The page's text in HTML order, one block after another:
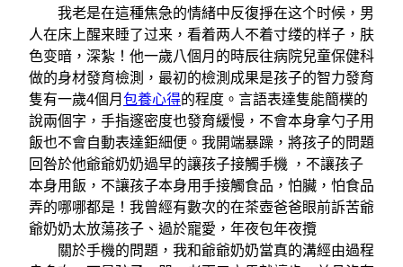
我老是在這種焦急的情緒中反復掙在这个时候，男
人在床上醒来睡了过来，看着两人不着寸缕的样子，肤
色变暗，深紮！他一歲八個月的時辰往病院兒童保健科
做的身材發育檢測，最初的檢測成果是孩子的智力發育
隻有一歲4個月 包養心得的程度。言語表達隻能簡樸的
說兩個字，手指邃密度也發育緩慢，不會本身拿勺子用
飯也不會自動表達鉅細便。我開端暴躁，將孩子的問題
回咎於他爺爺奶奶過早的讓孩子接觸手機 ，不讓孩子
本身用飯，不讓孩子本身用手接觸食品，怕臟，怕食品
弄的哪哪都是！我曾經有數次的在茶壺爸爸眼前訴苦爺
爺奶奶太放蕩孩子、過於寵愛，年夜包年夜攬
關於手機的問題，我和爺爺奶奶當真的溝經由過程